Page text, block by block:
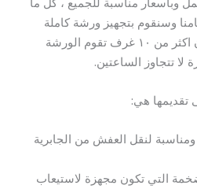
وسنقوم بتجهيز ورشة كاملة
لنقل اثاث منزلك حتى لو كان اكثر من ١٠ غرف تقوم الورشة
لا تتجاوز الساعتين.
تقديمها هي:
لنقل العفش من الجابرية
التي تكون مجهزة لاستيعاب